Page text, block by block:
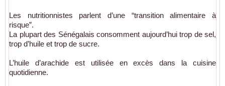
Les nutritionnistes parlent d’une “transition alimentaire à
risque”.
La plupart des Sénégalais consomment aujourd’hui trop de sel,
trop d’huile et trop de sucre.
L’huile d’arachide est utilisée en excès dans la cuisine
quotidienne.